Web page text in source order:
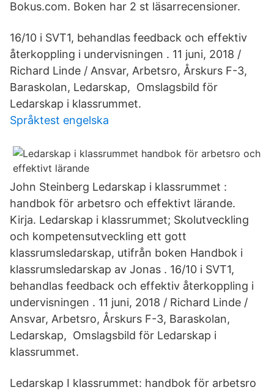
Bokus.com. Boken har 2 st läsarrecensioner.
16/10 i SVT1, behandlas feedback och effektiv
återkoppling i undervisningen . 11 juni, 2018 /
Richard Linde / Ansvar, Arbetsro, Årskurs F-3,
Baraskolan, Ledarskap, Omslagsbild för
Ledarskap i klassrummet.
Språktest engelska
John Steinberg Ledarskap i klassrummet :
handbok för arbetsro och effektivt lärande.
Kirja. Ledarskap i klassrummet; Skolutveckling
och kompetensutveckling ett gott
klassrumsledarskap, utifrån boken Handbok i
klassrumsledarskap av Jonas . 16/10 i SVT1,
behandlas feedback och effektiv återkoppling i
undervisningen . 11 juni, 2018 / Richard Linde /
Ansvar, Arbetsro, Årskurs F-3, Baraskolan,
Ledarskap, Omslagsbild för Ledarskap i
klassrummet.
Ledarskap I klassrummet: handbok för arbetsro